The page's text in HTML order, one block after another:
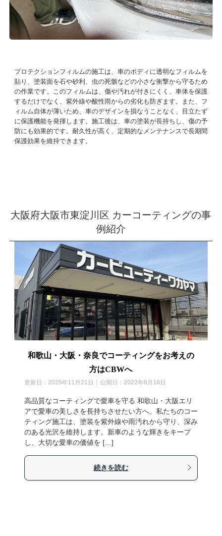
プロテクションフィルムの施工は、車のボディに透明なフィルムを
貼り、塗装面を石や砂利、虫の死骸などの小さな衝撃から守るため
の作業です。このフィルムは、傷や汚れが付きにくく、車体を保護
するだけでなく、紫外線や酸性雨からの劣化も防ぎます。また、フ
ィルム自体が薄いため、車のデザインを損なうことなく、目立たず
に保護機能を発揮します。施工後は、車の塗装が長持ちし、傷の予
防にも効果的です。耐久性が高く、定期的なメンテナンスで長期間
保護効果を維持できます。
大阪府大阪市東淀川区 カーコーティングの事
例紹介
和歌山・大阪・奈良でコーティングをお考えの
方はCBWへ
更新日： 2025年11月21日 公開日： 2022年8月16日
高品質なコーティングで愛車を守る 和歌山・大阪エリ
アで愛車の美しさを長持ちさせたい方へ。私たちのコー
ティング施工は、塗装を紫外線や雨汚れから守り、深み
のある光沢を維持します。新車のような輝きをキープ
し、大切な愛車の価値を […]
続きを読む